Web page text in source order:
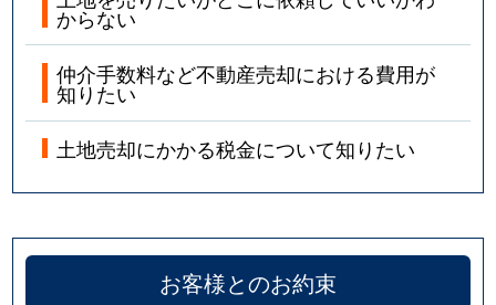
からない
仲介手数料など不動産売却における費用が
知りたい
土地売却にかかる税金について知りたい
お客様とのお約束